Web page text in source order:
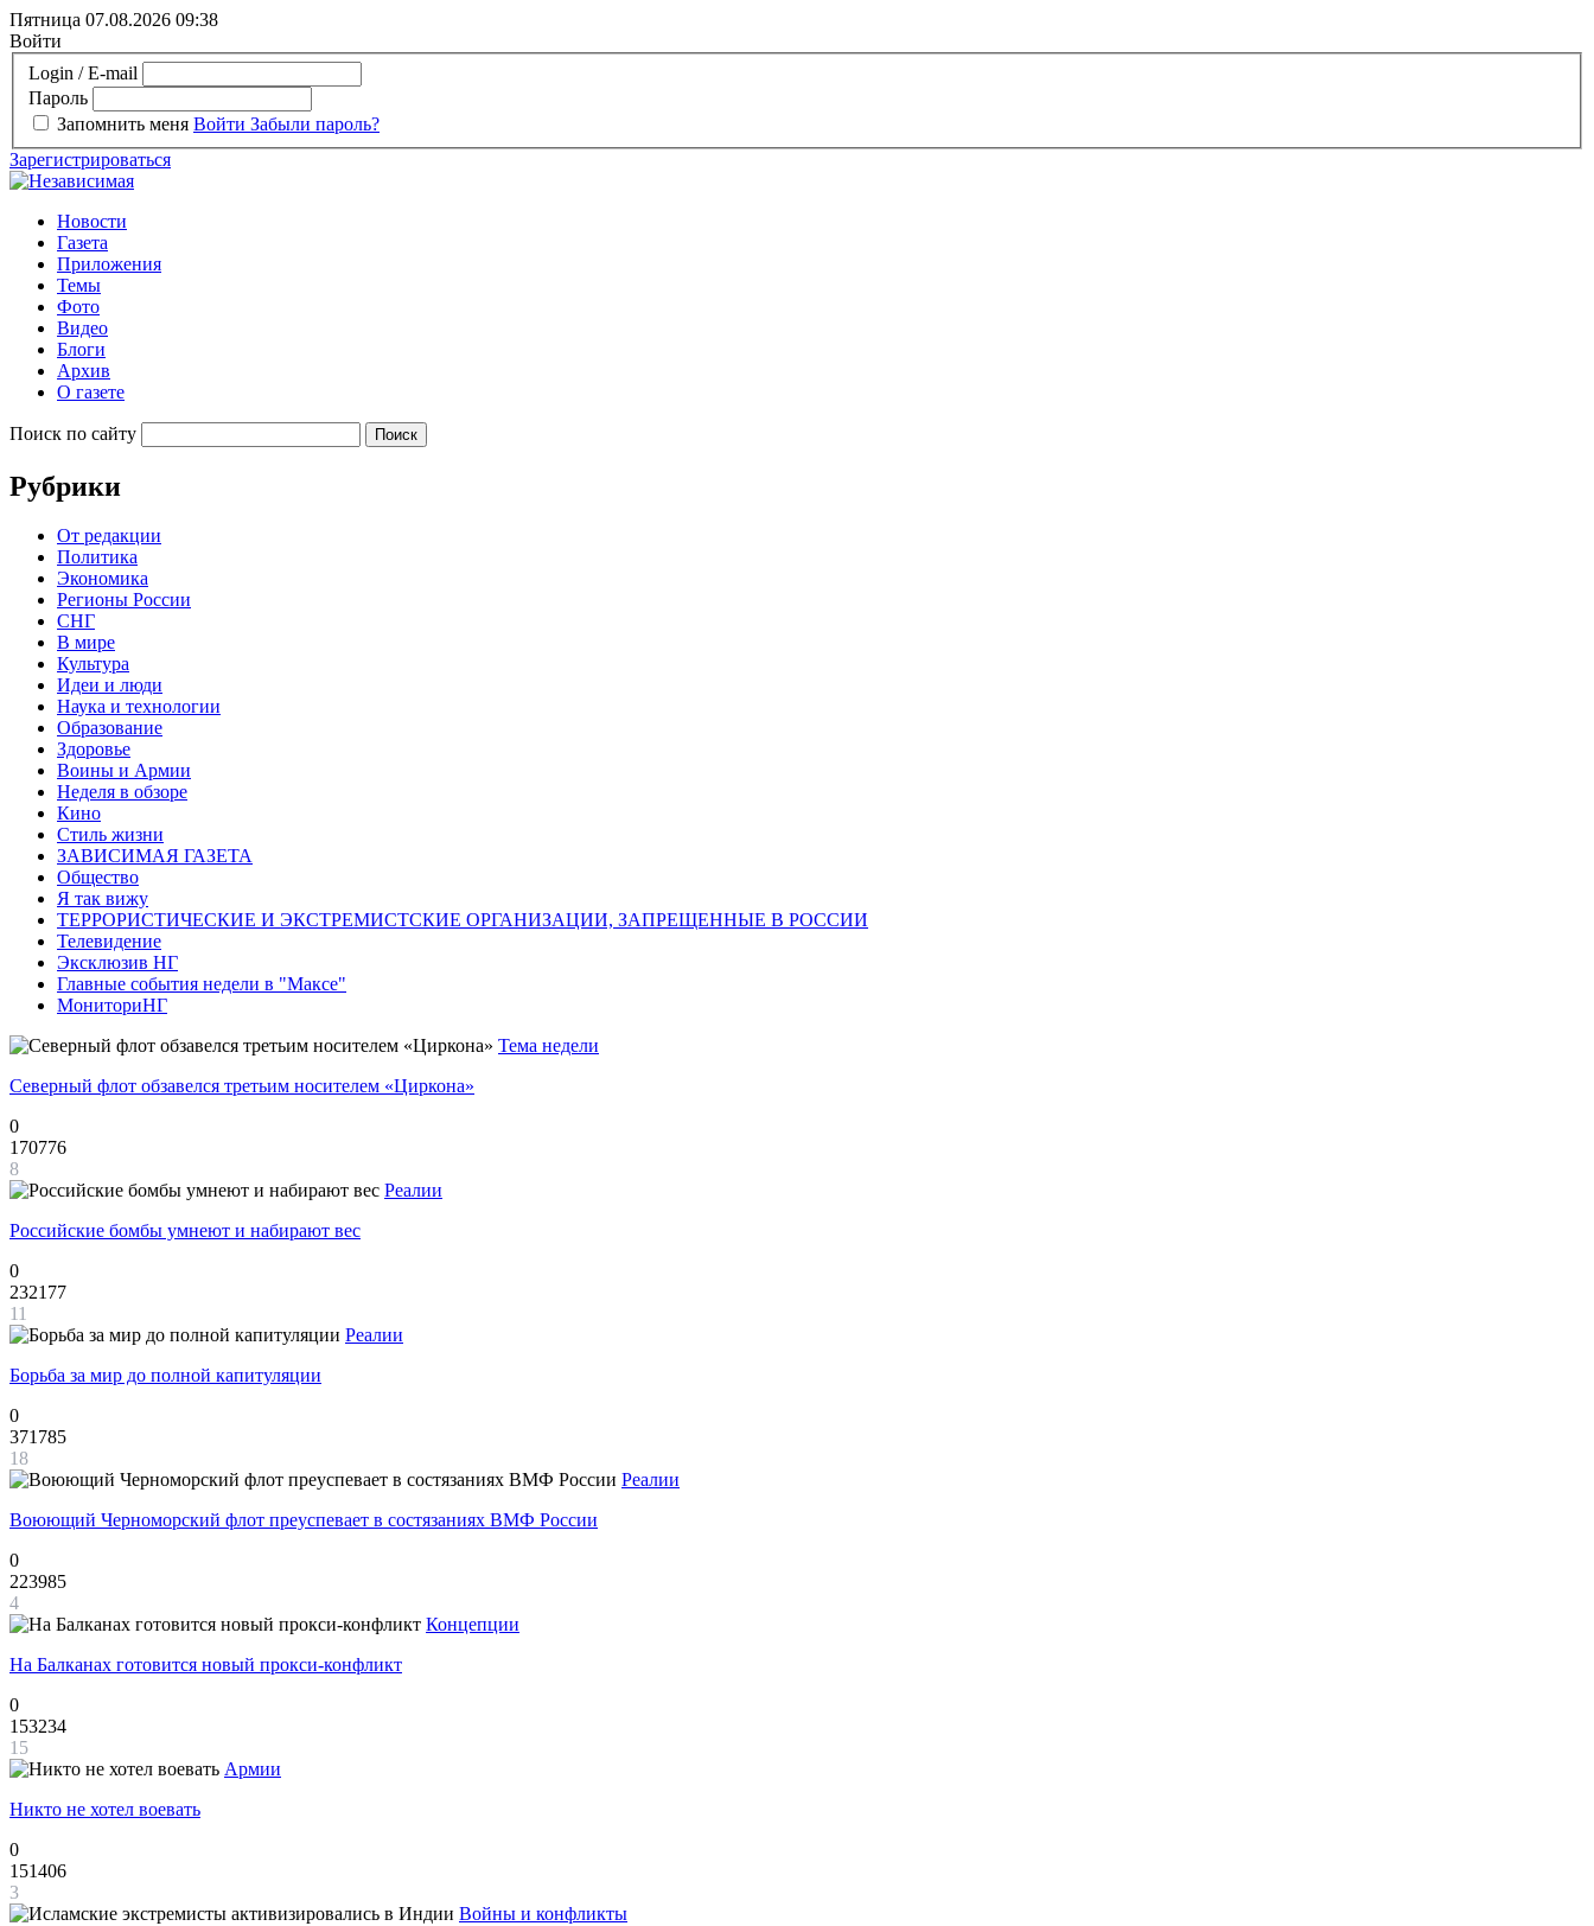
Пятница 07.08.2026 09:38
Войти
Login / E-mail
Пароль
Запомнить меня Войти Забыли пароль?
Зарегистрироваться
Новости
Газета
Приложения
Темы
Фото
Видео
Блоги
Архив
О газете
Поиск по сайту
Рубрики
От редакции
Политика
Экономика
Регионы России
СНГ
В мире
Культура
Идеи и люди
Наука и технологии
Образование
Здоровье
Воины и Армии
Неделя в обзоре
Кино
Стиль жизни
ЗАВИСИМАЯ ГАЗЕТА
Общество
Я так вижу
ТЕРРОРИСТИЧЕСКИЕ И ЭКСТРЕМИСТСКИЕ ОРГАНИЗАЦИИ, ЗАПРЕЩЕННЫЕ В РОССИИ
Телевидение
Эксклюзив НГ
Главные события недели в "Максе"
МониториНГ
Тема недели
Северный флот обзавелся третьим носителем «Циркона»
0
170776
8
Реалии
Российские бомбы умнеют и набирают вес
0
232177
11
Реалии
Борьба за мир до полной капитуляции
0
371785
18
Реалии
Воюющий Черноморский флот преуспевает в состязаниях ВМФ России
0
223985
4
Концепции
На Балканах готовится новый прокси-конфликт
0
153234
15
Армии
Никто не хотел воевать
0
151406
3
Войны и конфликты